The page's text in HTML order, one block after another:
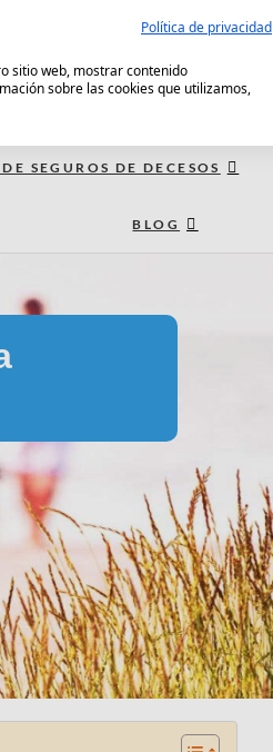
SEGUROS DE DECESOS
BLOG
Política de privacidad
sitio web, mostrar contenido
sobre las cookies que utilizamos,